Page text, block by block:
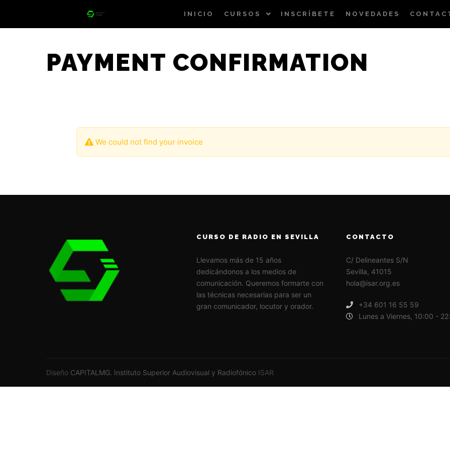
INICIO CURSOS INSCRÍBETE NOVEDADES
PAYMENT CONFIRMATION
We could not find your invoice
CURSO DE RADIO EN SEVILLA
Llevamos más de 15 años
dedicándonos a los medios de
comunicación. Queremos formarte con
las técnicas necesarias para ser un
gran comunicador, locutor y orador.
CONTACTO
C/ Delineantes S/N
Sevilla, 41015
hola@isar.org.es
+34 601 16 55 59
Lunes a Viernes, 10:00 -
Diseño CAPITALMG. Instituto Superior Audiovisual y Radiofónico ISAR